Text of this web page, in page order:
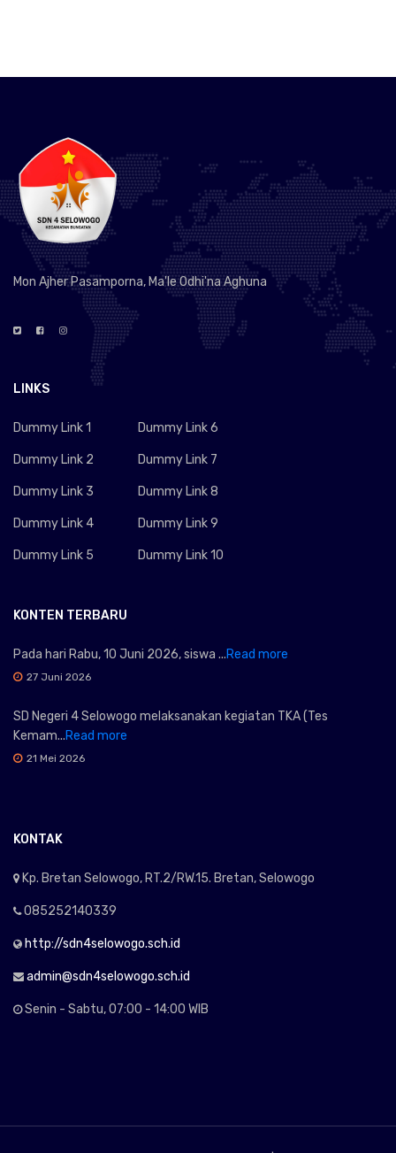
Mon Ajher Pasamporna, Ma'le Odhi'na Aghuna
LINKS
Dummy Link 1
Dummy Link 2
Dummy Link 3
Dummy Link 4
Dummy Link 5
Dummy Link 6
Dummy Link 7
Dummy Link 8
Dummy Link 9
Dummy Link 10
KONTEN TERBARU
Pada hari Rabu, 10 Juni 2026, siswa ...Read more
27 Juni 2026
SD Negeri 4 Selowogo melaksanakan kegiatan TKA (Tes
Kemam...Read more
21 Mei 2026
KONTAK
Kp. Bretan Selowogo, RT.2/RW.15. Bretan, Selowogo
085252140339
http://sdn4selowogo.sch.id
admin@sdn4selowogo.sch.id
Senin - Sabtu, 07:00 - 14:00 WIB